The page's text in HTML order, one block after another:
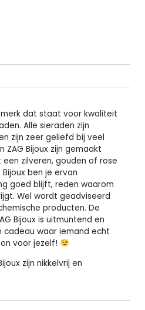
merk dat staat voor kwaliteit
Alle sieraden zijn
zijn zeer geliefd bij veel
ZAG Bijoux zijn gemaakt
zilveren, gouden of rose
ben je ervan
goed blijft, reden waarom
Wel wordt geadviseerd
producten. De
Bijoux is uitmuntend en
cadeau waar iemand echt
voor jezelf!
zijn nikkelvrij en